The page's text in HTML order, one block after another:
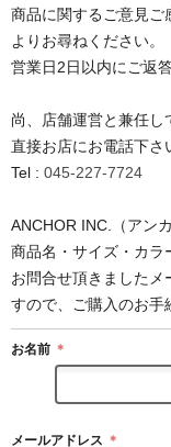
商品に関するご意見ご
よりお尋ねください。
営業日2日以内にご返
尚、店舗運営と兼任し
直接お店にお電話下さ
Tel : 045-227-7724
ANCHOR INC.（アン
商品名・サイズ・カラ
お問合せ頂きましたメ
すので、ご購入のお手
お名前 ＊
メールアドレス ＊